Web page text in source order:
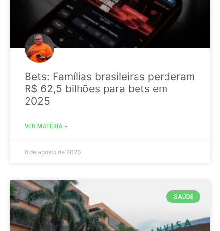
Bets: Famílias brasileiras perderam
R$ 62,5 bilhões para bets em
2025
VER MATÉRIA »
6 de agosto de 2026
SAÚDE